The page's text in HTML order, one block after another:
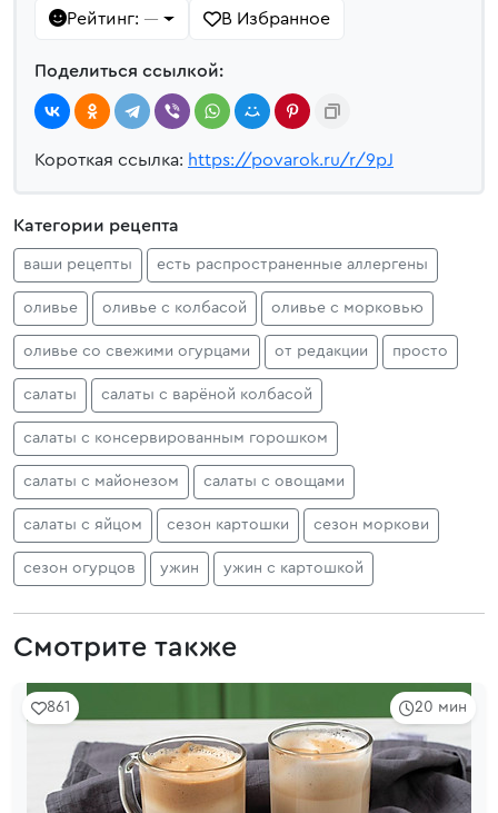
Рейтинг: — В Избранное
Поделиться ссылкой:
Короткая ссылка: https://povarok.ru/r/9pJ
Категории рецепта
ваши рецепты есть распространенные аллергены
оливье оливье с колбасой оливье с морковью
оливье со свежими огурцами от редакции просто
салаты салаты с варёной колбасой
салаты с консервированным горошком
салаты с майонезом салаты с овощами
салаты с яйцом сезон картошки сезон моркови
сезон огурцов ужин ужин с картошкой
Смотрите также
20 мин
861